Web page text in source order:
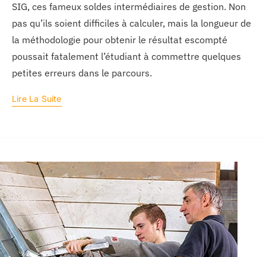
SIG, ces fameux soldes intermédiaires de gestion. Non
pas qu’ils soient difficiles à calculer, mais la longueur de
la méthodologie pour obtenir le résultat escompté
poussait fatalement l’étudiant à commettre quelques
petites erreurs dans le parcours.
Lire La Suite